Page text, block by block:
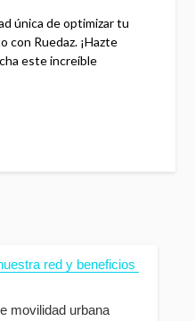
única de optimizar tu
con Ruedaz. ¡Hazte
este increíble
red y beneficios
movilidad urbana